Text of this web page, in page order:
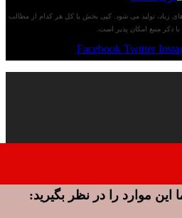
می شود. کپی بخش یا کل هر کدام از مطالب
Facebook
را در نظر بگیرید: